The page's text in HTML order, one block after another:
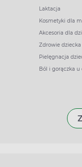
Laktacja
Kosmetyki dla
Akcesoria dla
Zdrowie dziecka
Pielęgnacja
Ból i gorączka u